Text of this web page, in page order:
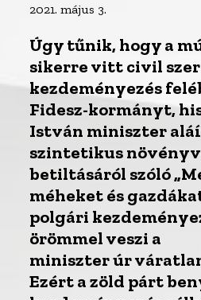
2021. május 3.
Úgy tűnik, hogy a
sikerre vitt civil
kezdeményezés
Fidesz-kormányt,
István miniszter
szintetikus
betiltásáról szóló
méheket és
polgári
örömmel veszi a
miniszter úr
Ezért a zöld párt